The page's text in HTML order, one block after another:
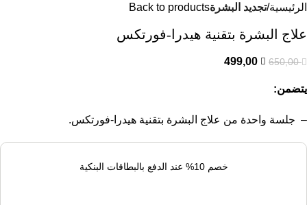
الرئيسية تجديد البشرةBack to products
علاج البشرة بتقنية هيدرا-فورتكس
650,00
499,00
يتضمن:
– جلسة واحدة من علاج البشرة بتقنية هيدرا-فورتكس.
خصم 10% عند الدفع بالبطاقات البنكية